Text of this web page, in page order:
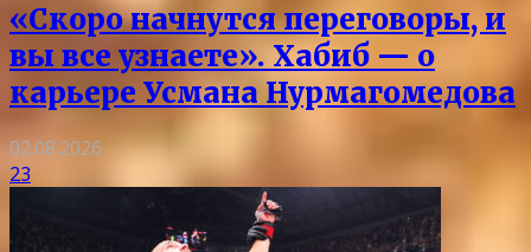
«Скоро начнутся переговоры, и
вы все узнаете». Хабиб — о
карьере Усмана Нурмагомедова
02.08.2026
23